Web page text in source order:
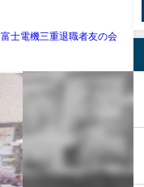
富士電機三重退職者友の会